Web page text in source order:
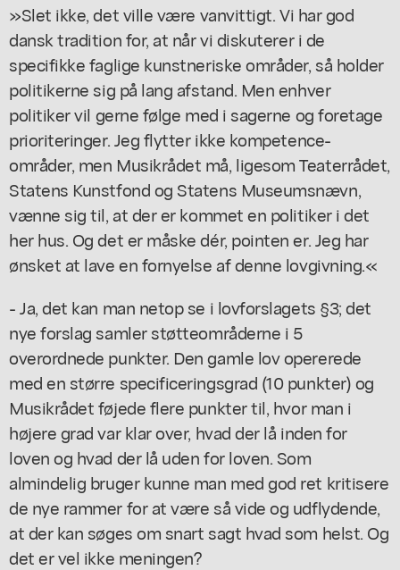
»Slet ikke, det ville være vanvittigt. Vi har god
dansk tradition for, at når vi diskuterer i de
specifikke faglige kunstneriske områder, så holder
politikerne sig på lang afstand. Men enhver
politiker vil gerne følge med i sagerne og foretage
prioriteringer. Jeg flytter ikke kompetence-
områder, men Musikrådet må, ligesom Teaterrådet,
Statens Kunstfond og Statens Museumsnævn,
vænne sig til, at der er kommet en politiker i det
her hus. Og det er måske dér, pointen er. Jeg har
ønsket at lave en fornyelse af denne lovgivning.«
- Ja, det kan man netop se i lovforslagets §3; det
nye forslag samler støtteområderne i 5
overordnede punkter. Den gamle lov opererede
med en større specificeringsgrad (10 punkter) og
Musikrådet føjede flere punkter til, hvor man i
højere grad var klar over, hvad der lå inden for
loven og hvad der lå uden for loven. Som
almindelig bruger kunne man med god ret kritisere
de nye rammer for at være så vide og udflydende,
at der kan søges om snart sagt hvad som helst. Og
det er vel ikke meningen?